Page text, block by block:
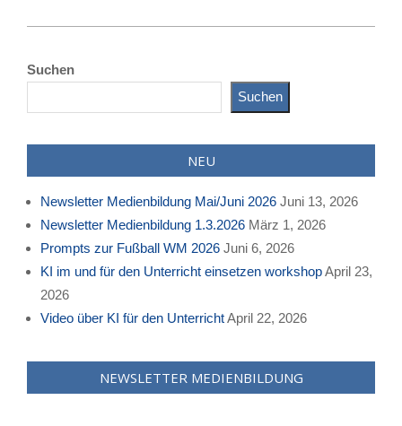
12
Suchen
Suchen
NEU
Newsletter Medienbildung Mai/Juni 2026 Juni 13, 2026
Newsletter Medienbildung 1.3.2026 März 1, 2026
Prompts zur Fußball WM 2026 Juni 6, 2026
KI im und für den Unterricht einsetzen workshopApril 23,
2026
Video über KI für den UnterrichtApril 22, 2026
NEWSLETTER MEDIENBILDUNG